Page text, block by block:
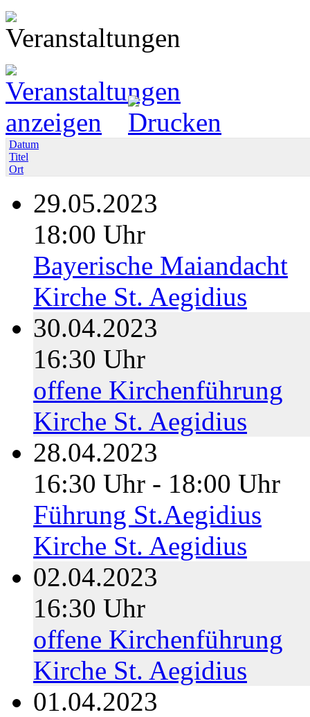
Datum
Titel
Ort
29.05.2023
18:00 Uhr
Bayerische Maiandacht
Kirche St. Aegidius
30.04.2023
16:30 Uhr
offene Kirchenführung
Kirche St. Aegidius
28.04.2023
16:30 Uhr - 18:00 Uhr
Führung St.Aegidius
Kirche St. Aegidius
02.04.2023
16:30 Uhr
offene Kirchenführung
Kirche St. Aegidius
01.04.2023